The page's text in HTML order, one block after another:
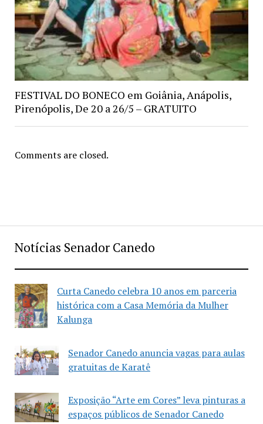
Notícias Senador Canedo
Curta Canedo celebra 10 anos em parceria
histórica com a Casa Memória da Mulher
Kalunga
Senador Canedo anuncia vagas para aulas
gratuitas de Karatê
Exposição “Arte em Cores” leva pinturas a
espaços públicos de Senador Canedo
FESTIVAL DO BONECO em Goiânia, Anápolis,
Pirenópolis, De 20 a 26/5 – GRATUITO
Comments are closed.